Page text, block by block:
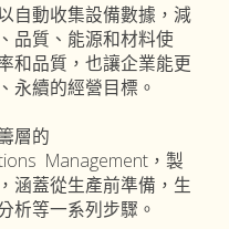
動收集設備數據，減
品質、能源和材料使
和品質，也讓企業能更
永續的經營目標。
層的
Management，製
涵蓋從生產前準備，生
析等一系列步驟。